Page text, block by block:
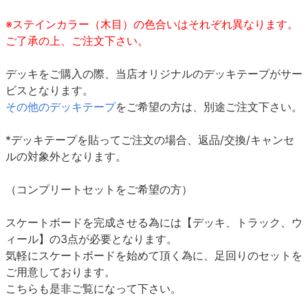
※ステインカラー（木目）の色合いはそれぞれ異なります。
ご了承の上、ご注文下さい。
デッキをご購入の際、当店オリジナルのデッキテープがサー
ビスとなります。
その他のデッキテープをご希望の方は、別途ご注文下さい。
*デッキテープを貼ってご注文の場合、返品/交換/キャンセ
ルの対象外となります。
（コンプリートセットをご希望の方）
スケートボードを完成させる為には【デッキ、トラック、ウ
ィール】の3点が必要となります。
気軽にスケートボードを始めて頂く為に、足回りのセットを
ご用意しております。
こちらも是非ご覧になって下さい。